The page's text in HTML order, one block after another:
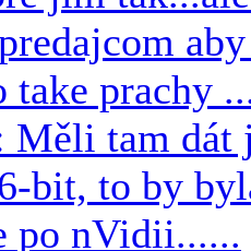
take prachy
Měli tam dát
bit, to by
po nVidii......